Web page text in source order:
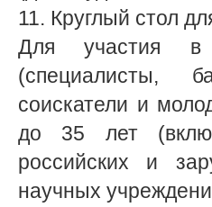
11. Круглый стол
Для участия в
(специалисты,
соискатели и
до 35 лет
российских и
научных